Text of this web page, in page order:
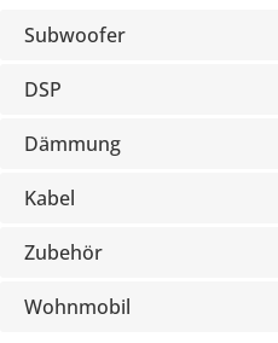
Subwoofer
DSP
Dämmung
Kabel
Zubehör
Wohnmobil